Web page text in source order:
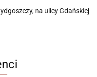
na ulicy Gdańskiej